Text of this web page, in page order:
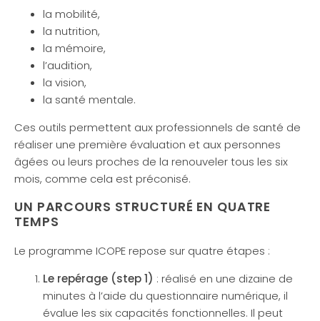
la mobilité,
la nutrition,
la mémoire,
l’audition,
la vision,
la santé mentale.
Ces outils permettent aux professionnels de santé de
réaliser une première évaluation et aux personnes
âgées ou leurs proches de la renouveler tous les six
mois, comme cela est préconisé.
UN PARCOURS STRUCTURÉ EN QUATRE
TEMPS
Le programme ICOPE repose sur quatre étapes :
Le repérage (step 1) : réalisé en une dizaine de
minutes à l’aide du questionnaire numérique, il
évalue les six capacités fonctionnelles. Il peut